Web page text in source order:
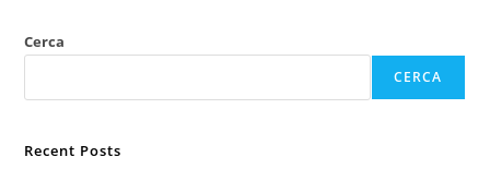
Cerca
CERCA
Recent Posts